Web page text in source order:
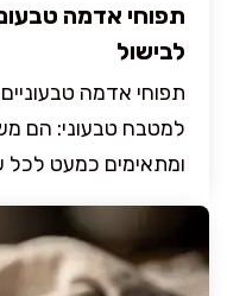
תפוחי אדמה
לבישול
תפוחי אדמה
למטבח טבעוני: הם
ומתאימים כמעט לכל